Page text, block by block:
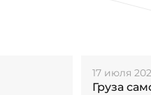
17 июля
Груза